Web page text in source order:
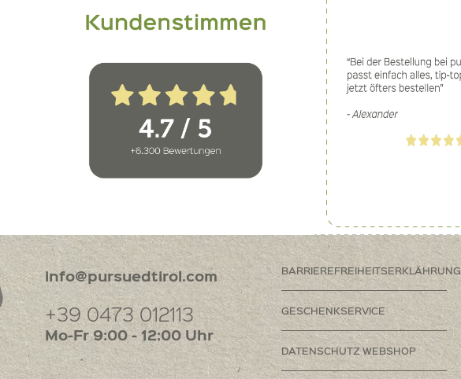
info@pursuedtirol.com
+39 0473 012113
Mo-Fr 9:00 - 12:00 Uhr
BARRIEREFREIHEITSERKLÄHRUNG
GESCHENKSERVICE
DATENSCHUTZ WEBSHOP